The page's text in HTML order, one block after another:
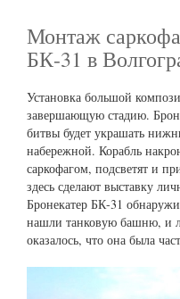
Монтаж
БК-31 в
Установка большой
завершающую стадию.
битвы будет украшать
набережной. Корабль
саркофагом, подсветят и
здесь сделают выставку
Бронекатер БК-31
нашли танковую башню, и
оказалось, что она была